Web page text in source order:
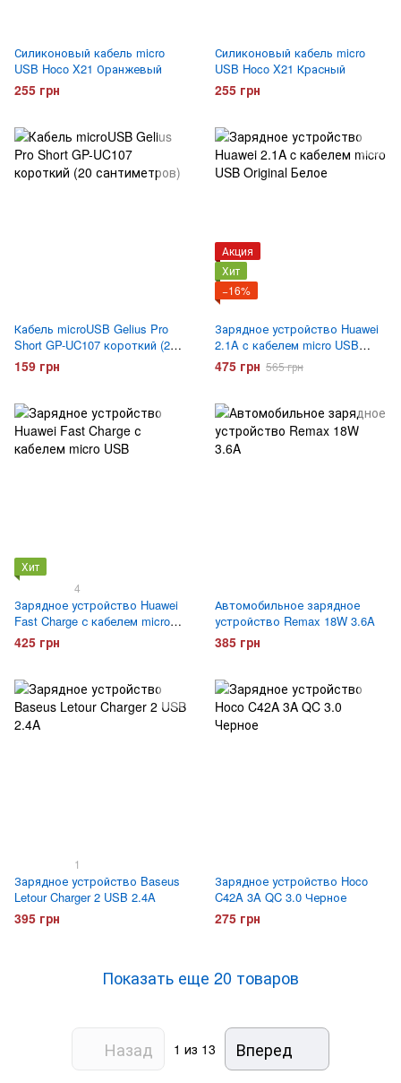
Силиконовый кабель micro
USB Hoco X21 Оранжевый
255 грн
Силиконовый кабель micro
USB Hoco X21 Красный
255 грн
Кабель microUSB Gelius Pro
Short GP-UC107 короткий (20
сантиметров)
159 грн
Акция
Хит
−16%
Зарядное устройство Huawei
2.1A c кабелем micro USB
Original Белое
475 грн 565 грн
Хит
4
Зарядное устройство Huawei
Fast Charge с кабелем micro
USB
425 грн
Автомобильное зарядное
устройство Remax 18W 3.6A
385 грн
1
Зарядное устройство Baseus
Letour Charger 2 USB 2.4A
395 грн
Зарядное устройство Hoco
C42A 3A QC 3.0 Черное
275 грн
Показать еще 20 товаров
Назад 1 из 13 Вперед